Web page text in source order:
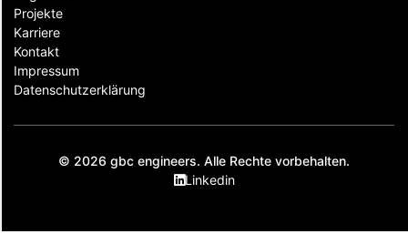
Projekte
Karriere
Kontakt
Impressum
Datenschutzerklärung
© 2026 gbc engineers. Alle Rechte vorbehalten.
Linkedin